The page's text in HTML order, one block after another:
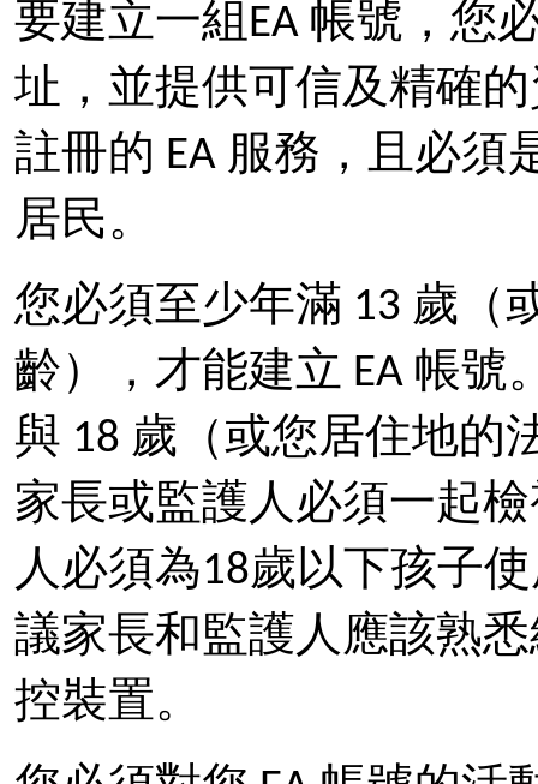
要建立一組EA 帳號，您
址，並提供可信及精確
註冊的 EA 服務，且必須
居民。
您必須至少年滿 13 歲（
齡），才能建立 EA 帳號
與 18 歲（或您居住地的
家長或監護人必須一起
人必須為18歲以下孩子
議家長和監護人應該熟
控裝置。